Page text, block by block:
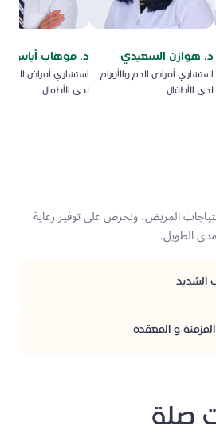
د. هوازن السعيدي
استشاري أمراض الدم والأورام
لدى الأطفال
د. موهاب أياس
استشاري أمراض الدم
لدى الأطفال
المريض، ونحرص على توفير رعاية
الطويل.
الشديد
المزمنة و المعقدة
صلة